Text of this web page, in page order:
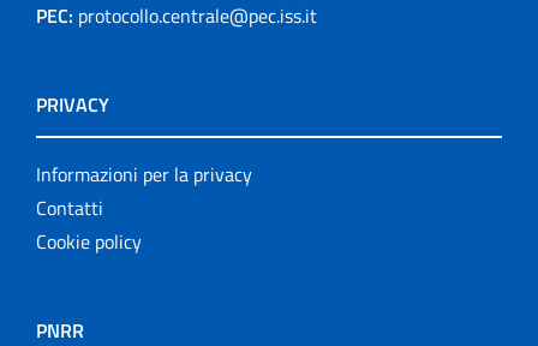
PEC: protocollo.centrale@pec.iss.it
PRIVACY
Informazioni per la privacy
Contatti
Cookie policy
PNRR